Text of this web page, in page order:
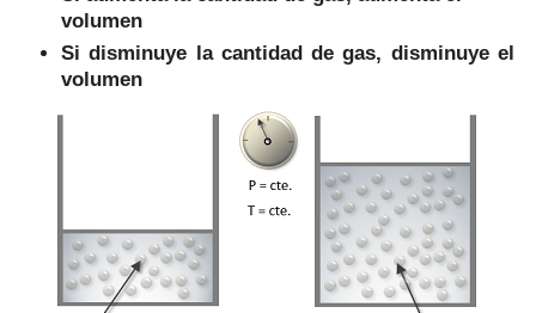
volumen
Si disminuye la cantidad de gas, disminuye el
volumen